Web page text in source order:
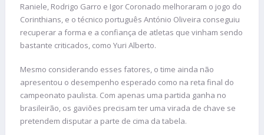
Raniele, Rodrigo Garro e Igor Coronado melhoraram o jogo do
Corinthians, e o técnico português António Oliveira conseguiu
recuperar a forma e a confiança de atletas que vinham sendo
bastante criticados, como Yuri Alberto.
Mesmo considerando esses fatores, o time ainda não
apresentou o desempenho esperado como na reta final do
campeonato paulista. Com apenas uma partida ganha no
brasileirão, os gaviões precisam ter uma virada de chave se
pretendem disputar a parte de cima da tabela.